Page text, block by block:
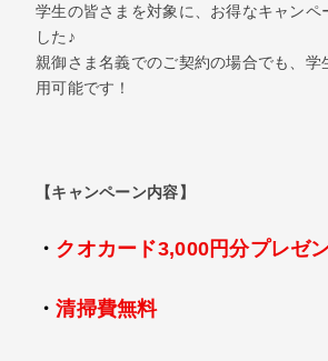
学生の皆さまを対象に、お得なキャンペ
した♪
親御さま名義でのご契約の場合でも、学
用可能です！
【キャンペーン内容】
・ クオカード3,000円分プレゼ
・清掃費無料